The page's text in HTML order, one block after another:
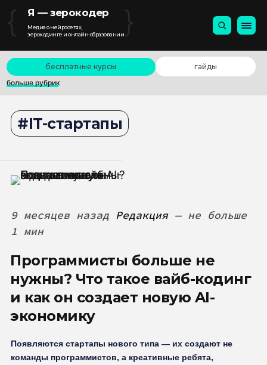
{ Я — зерокодер
Медиа о нейросетях,
зерокодинге и онлайн-образовании}
бесплатные курсы
гайды
больше рубрик
IT-стартапы
9 месяцев назад Редакция — не больше
1 мин
Программисты больше не
нужны? Что такое вайб-кодинг
и как он создает новую AI-
экономику
Появляются стартапы нового типа — их создают не
команды программистов, а креативные ребята,